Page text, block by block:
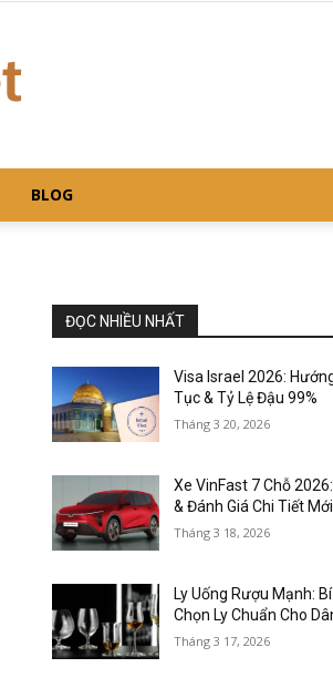
BLOG
ĐỌC NHIỀU NHẤT
Visa Israel 2026:
Tục & Tỷ Lệ Đậu 99%
Tháng 3 20, 2026
Xe VinFast 7 Chỗ
& Đánh Giá Chi Tiết
Tháng 3 18, 2026
Ly Uống Rượu Mạnh:
Chọn Ly Chuẩn Cho
Tháng 3 17, 2026